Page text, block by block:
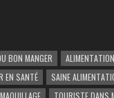
BON MANGER ALIMENTATION
EN SANTÉ SAINE